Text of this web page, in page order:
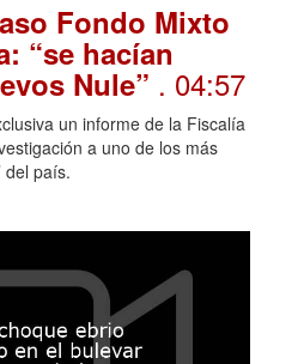
Fondo Mixto
“se hacían
Nule” . 04:57
un informe de la Fiscalía
a uno de los más
del país.